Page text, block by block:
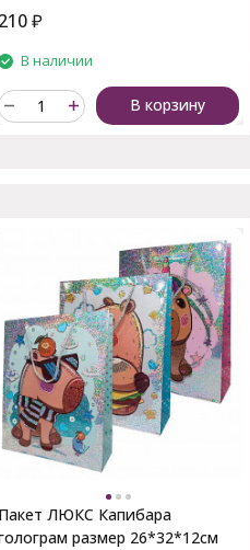
210₽
В наличии
В корзину
Пакет ЛЮКС Капибара
размер 26*32*12см